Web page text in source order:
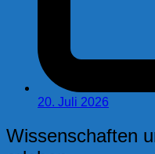
20. Juli 2026
Wissenschaften